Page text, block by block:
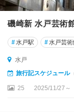
磯崎新 水戸芸術
#水戸駅 #水戸芸
水戸
旅行記スケジュール
25 2025/11/27～